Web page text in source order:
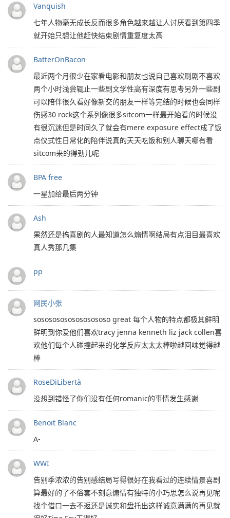
Vanquish
七年人物毫无成长反而很多角色越来越让人讨厌看到第四季
就开始只想让他赶快结束剧情重复度太高
BatterOnBacon
最近两个月很少在家看电影和朋友也说自己喜欢刷剧不喜欢
两个小时浅尝辄止一些剧文学性高有深度有思考另外一些剧
可以陪伴很久看好像新交的朋友一样等完结的时候也会同样
伤感30 rock这个系列像很多sitcom一样最开始看的时候没
有很沉迷但是时间久了就会有mere exposure effect成了饭
点仪式性日常化的陪伴说真的天天吃饭和别人聊天哪有看
sitcom来的得劲儿呢
BPA free
一星加给最后两分钟
Ash
果然还是搞喜剧的人最知道怎么煽情啊结局有点泪目最喜欢
真人秀那几集
pp
网民小张
sosososososososososo great 每个人物的特点都极其鲜明
鲜明到你爱他们喜欢tracy jenna kenneth liz jack collen喜
欢他们每个人碰撞起来的化学反应太太太棒啦越回味觉得越
棒
RoseDiLibertà
没想到错怪了你们没有任何romanic的事情发生感谢
Benoit Blanc
A-
WWI
告别季浓浓的告别感结局写得很好在我看过的连续情景喜剧
算最好的了不俗套不刻意煽情有独特的小巧思怎么说再见呢
找个借口一去不返还是诚实和盘托出这样诚意满满的再见就